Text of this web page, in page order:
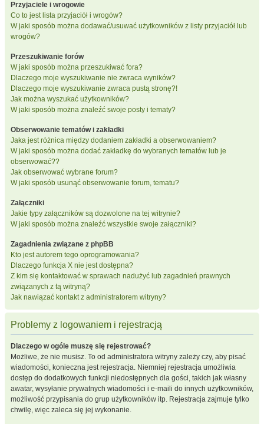
Przyjaciele i wrogowie
Co to jest lista przyjaciół i wrogów?
W jaki sposób można dodawać/usuwać użytkowników z listy przyjaciół lub
wrogów?
Przeszukiwanie forów
W jaki sposób można przeszukiwać fora?
Dlaczego moje wyszukiwanie nie zwraca wyników?
Dlaczego moje wyszukiwanie zwraca pustą stronę?!
Jak można wyszukać użytkowników?
W jaki sposób można znaleźć swoje posty i tematy?
Obserwowanie tematów i zakładki
Jaka jest różnica między dodaniem zakładki a obserwowaniem?
W jaki sposób można dodać zakładkę do wybranych tematów lub je
obserwować??
Jak obserwować wybrane forum?
W jaki sposób usunąć obserwowanie forum, tematu?
Załączniki
Jakie typy załączników są dozwolone na tej witrynie?
W jaki sposób można znaleźć wszystkie swoje załączniki?
Zagadnienia związane z phpBB
Kto jest autorem tego oprogramowania?
Dlaczego funkcja X nie jest dostępna?
Z kim się kontaktować w sprawach nadużyć lub zagadnień prawnych
związanych z tą witryną?
Jak nawiązać kontakt z administratorem witryny?
Problemy z logowaniem i rejestracją
Dlaczego w ogóle muszę się rejestrować?
Możliwe, że nie musisz. To od administratora witryny zależy czy, aby pisać
wiadomości, konieczna jest rejestracja. Niemniej rejestracja umożliwia
dostęp do dodatkowych funkcji niedostępnych dla gości, takich jak własny
awatar, wysyłanie prywatnych wiadomości i e-maili do innych użytkowników,
możliwość przypisania do grup użytkowników itp. Rejestracja zajmuje tylko
chwilę, więc zaleca się jej wykonanie.